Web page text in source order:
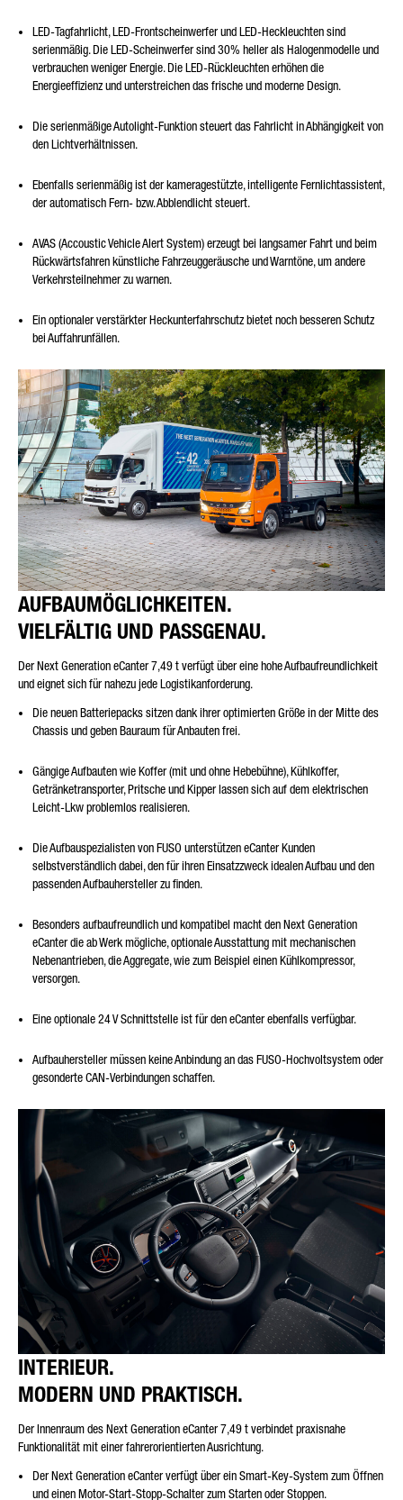
LED-Tagfahrlicht, LED-Frontscheinwerfer und LED-Heckleuchten sind
serienmäßig. Die LED-Scheinwerfer sind 30% heller als Halogenmodelle und
verbrauchen weniger Energie. Die LED-Rückleuchten erhöhen die
Energieeffizienz und unterstreichen das frische und moderne Design.
Die serienmäßige Autolight-Funktion steuert das Fahrlicht in Abhängigkeit von
den Lichtverhältnissen.
Ebenfalls serienmäßig ist der kameragestützte, intelligente Fernlichtassistent,
der automatisch Fern- bzw. Abblendlicht steuert.
AVAS (Accoustic Vehicle Alert System) erzeugt bei langsamer Fahrt und beim
Rückwärtsfahren künstliche Fahrzeuggeräusche und Warntöne, um andere
Verkehrsteilnehmer zu warnen.
Ein optionaler verstärkter Heckunterfahrschutz bietet noch besseren Schutz
bei Auffahrunfällen.
AUFBAUMÖGLICHKEITEN.
VIELFÄLTIG UND PASSGENAU.
Der Next Generation eCanter 7,49 t verfügt über eine hohe Aufbaufreundlichkeit
und eignet sich für nahezu jede Logistikanforderung.
Die neuen Batteriepacks sitzen dank ihrer optimierten Größe in der Mitte des
Chassis und geben Bauraum für Anbauten frei.
Gängige Aufbauten wie Koffer (mit und ohne Hebebühne), Kühlkoffer,
Getränketransporter, Pritsche und Kipper lassen sich auf dem elektrischen
Leicht-Lkw problemlos realisieren.
Die Aufbauspezialisten von FUSO unterstützen eCanter Kunden
selbstverständlich dabei, den für ihren Einsatzzweck idealen Aufbau und den
passenden Aufbauhersteller zu finden.
Besonders aufbaufreundlich und kompatibel macht den Next Generation
eCanter die ab Werk mögliche, optionale Ausstattung mit mechanischen
Nebenantrieben, die Aggregate, wie zum Beispiel einen Kühlkompressor,
versorgen.
Eine optionale 24 V Schnittstelle ist für den eCanter ebenfalls verfügbar.
Aufbauhersteller müssen keine Anbindung an das FUSO-Hochvoltsystem oder
gesonderte CAN-Verbindungen schaffen.
INTERIEUR.
MODERN UND PRAKTISCH.
Der Innenraum des Next Generation eCanter 7,49 t verbindet praxisnahe
Funktionalität mit einer fahrerorientierten Ausrichtung.
Der Next Generation eCanter verfügt über ein Smart-Key-System zum Öffnen
und einen Motor-Start-Stopp-Schalter zum Starten oder Stoppen.